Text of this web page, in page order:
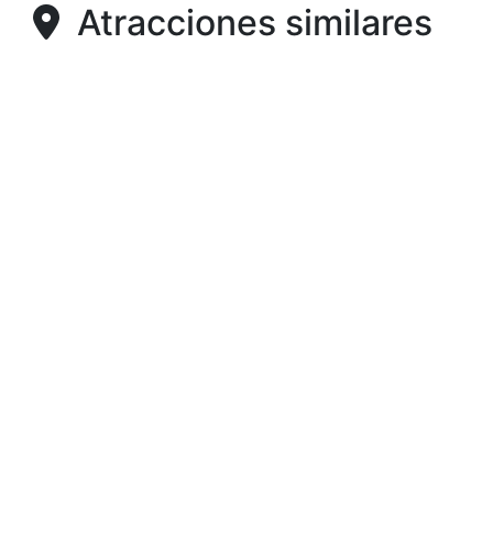
Atracciones similares